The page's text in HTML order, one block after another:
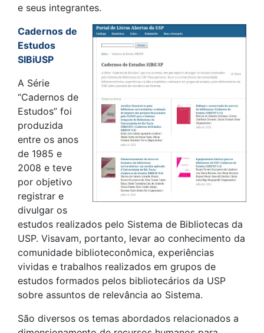
e seus integrantes.
Cadernos de
Estudos
SIBiUSP
A Série
“Cadernos de
Estudos” foi
produzida
entre os anos
de 1985 e
2008 e teve
por objetivo
registrar e
divulgar os
estudos realizados pelo Sistema de Bibliotecas da
USP. Visavam, portanto, levar ao conhecimento da
comunidade biblioteconômica, experiências
vividas e trabalhos realizados em grupos de
estudos formados pelos bibliotecários da USP
sobre assuntos de relevância ao Sistema.
São diversos os temas abordados relacionados a